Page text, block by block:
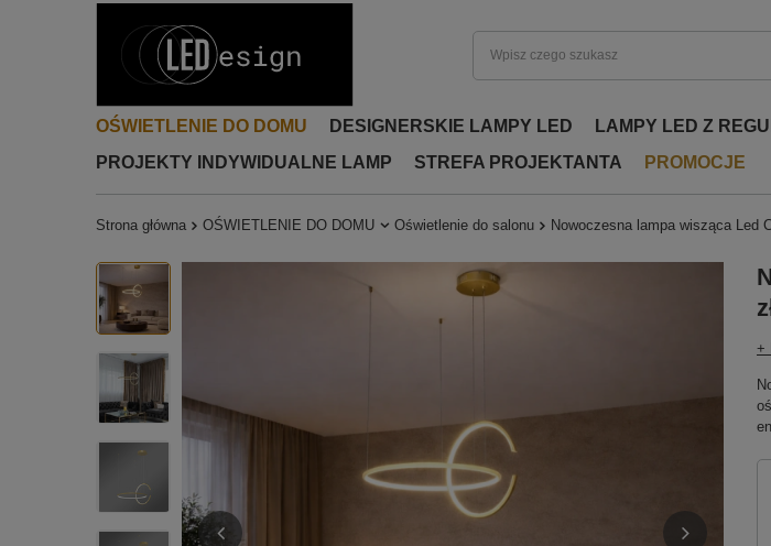
OŚWIETLENIE DO DOMU DESIGNERSKIE LAMPY LED LAMPY LED Z
PROJEKTY INDYWIDUALNE LAMP
STREFA PROJEKTANTA PROMOCJE
Strona główna OŚWIETLENIE DO DOMU Oświetlenie do salonu Nowoczesna lampa wisząca Led
+